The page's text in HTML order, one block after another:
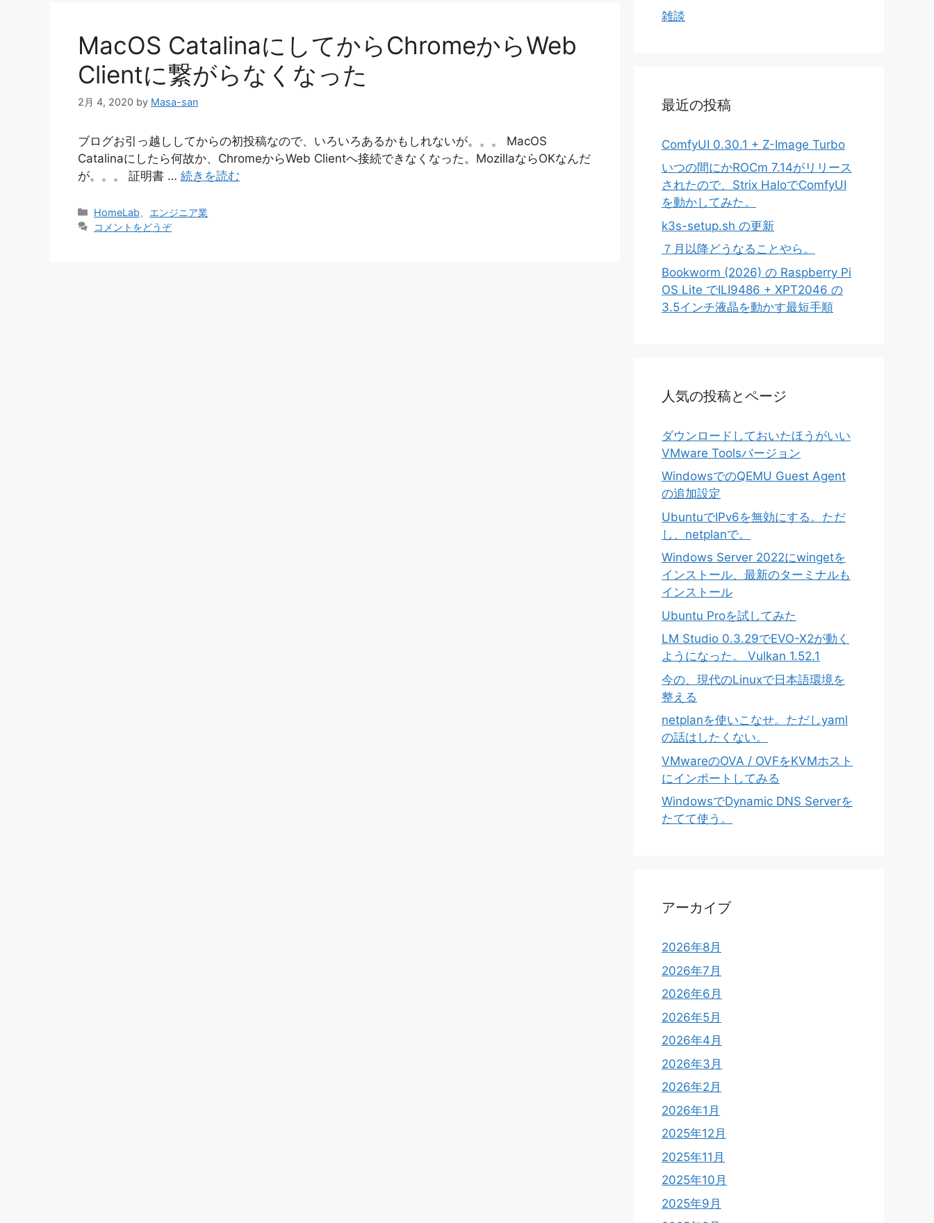
MacOS CatalinaにしてからChromeからWeb
Clientに繋がらなくなった
2月 4, 2020 by Masa-san
ブログお引っ越ししてからの初投稿なので、いろいろあるかもしれないが。。。 MacOS
Catalinaにしたら何故か、ChromeからWeb Clientへ接続できなくなった。MozillaならOKなんだ
が。。。 証明書 … 続きを読む
カ
テ
HomeLab
エンジニア業
コメントをどうぞ
雑談
最近の投稿
ComfyUI 0.30.1 + Z-Image Turbo
いつの間にかROCm 7.14がリリース
されたので、Strix HaloでComfyUI
を動かしてみた。
k3s-setup.sh の更新
７月以降どうなることやら。
Bookworm (2026) の Raspberry Pi
OS Lite でILI9486 + XPT2046 の
3.5インチ液晶を動かす最短手順
人気の投稿とページ
ダウンロードしておいたほうがいい
VMware Toolsバージョン
WindowsでのQEMU Guest Agent
の追加設定
UbuntuでIPv6を無効にする。ただ
し、netplanで。
Windows Server 2022にwingetを
インストール、最新のターミナルも
インストール
Ubuntu Proを試してみた
LM Studio 0.3.29でEVO-X2が動く
ようになった。 Vulkan 1.52.1
今の、現代のLinuxで日本語環境を
整える
netplanを使いこなせ。ただしyaml
の話はしたくない。
VMwareのOVA / OVFをKVMホスト
にインポートしてみる
WindowsでDynamic DNS Serverを
たてて使う。
アーカイブ
2026年8月
2026年7月
2026年6月
2026年5月
2026年4月
2026年3月
2026年2月
2026年1月
2025年12月
2025年11月
2025年10月
2025年9月